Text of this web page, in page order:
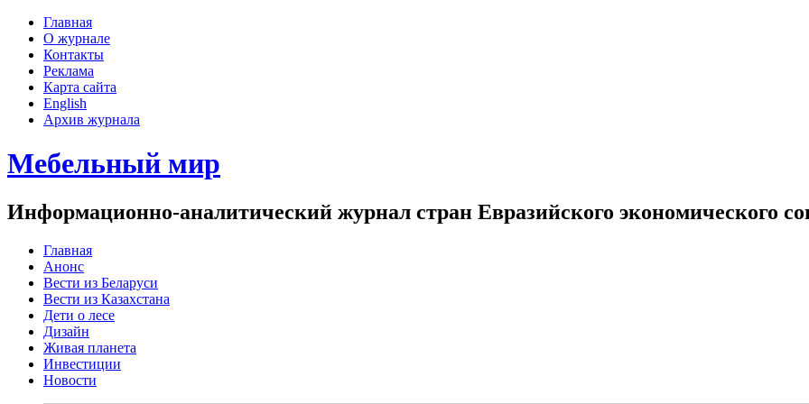
Главная
О журнале
Контакты
Реклама
Карта сайта
English
Архив журнала
Мебельный мир
Информационно-аналитический журнал стран Евразийского экономического
Главная
Анонс
Вести из Беларуси
Вести из Казахстана
Дети о лесе
Дизайн
Живая планета
Инвестиции
Новости